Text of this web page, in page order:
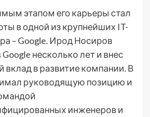
этапом его карьеры стал
в одной из крупнейших IT-
– Google. Ирод Носиров
несколько лет и внес
вклад в развитие компании. В
руководящую позицию и
инженеров и